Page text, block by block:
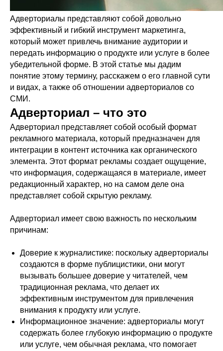
Адверториалы представляют собой довольно
эффективный и гибкий инструмент маркетинга,
который может привлечь внимание аудитории и
передать информацию о продукте или услуге в более
убедительной форме. В этой статье мы дадим
понятие этому термину, расскажем о его главной сути
и видах, а также об отношении адверториалов со
СМИ.
Адверториал – что это
Адверториал представляет собой особый формат
рекламного материала, который предназначен для
интеграции в контент источника как органического
элемента. Этот формат рекламы создает ощущение,
что информация, содержащаяся в материале, имеет
редакционный характер, но на самом деле она
представляет собой скрытую рекламу.
Адверториал имеет свою важность по нескольким
причинам:
Доверие к журналистике: поскольку адверториалы
создаются в форме публицистики, они могут
вызывать большее доверие у читателей, чем
традиционная реклама, что делает их
эффективным инструментом для привлечения
внимания к продукту или услуге.
Информационное значение: адверториалы могут
содержать более глубокую информацию о продукте
или услуге, чем обычная реклама, что помогает